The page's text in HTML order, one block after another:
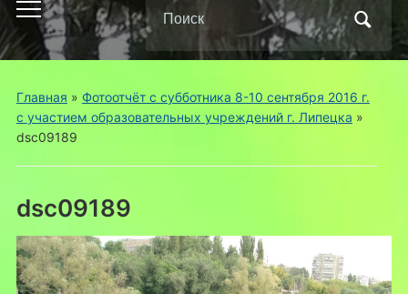
Переключить
мобильное
меню
по:
Главная » Фотоотчёт с субботника 8-10 сентября 2016 г.
с участием образовательных учреждений г. Липецка »
dsc09189
dsc09189